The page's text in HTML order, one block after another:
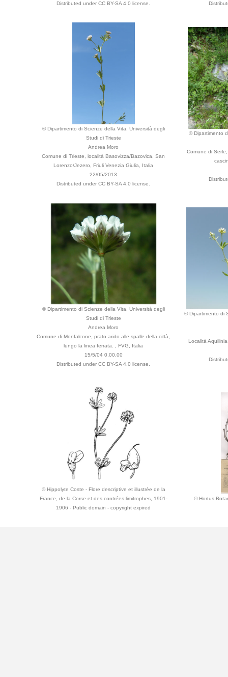
Distributed under CC BY-SA 4.0 license.
© Dipartimento di Scienze della Vita, Università degli
Studi di Trieste
Andrea Moro
Comune di Trieste, località Basovizza/Bazovica, San
Lorenzo/Jezero, Friuli Venezia Giulia, Italia
22/05/2013
Distributed under CC BY-SA 4.0 license.
© Dipartimento
Comune di
© Dipartimento di Scienze della Vita, Università degli
Studi di Trieste
Andrea Moro
Comune di Monfalcone, prato arido alle spalle della città,
lungo la linea ferrata. , FVG, Italia
15/5/04 0.00.00
Distributed under CC BY-SA 4.0 license.
© Dipartimento di
Località
© Hippolyte Coste - Flore descriptive et illustrée de la
France, de la Corse et des contrées limitrophes, 1901-
1906 - Public domain - copyright expired
© Hortus